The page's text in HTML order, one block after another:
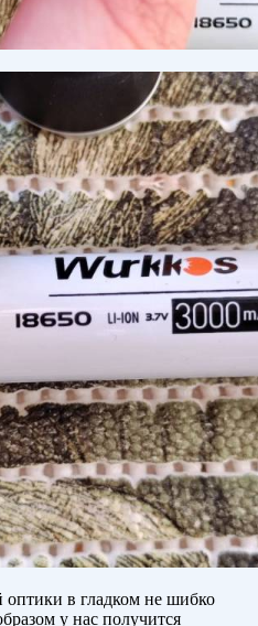
оптики в гладком не шибко
у нас получится